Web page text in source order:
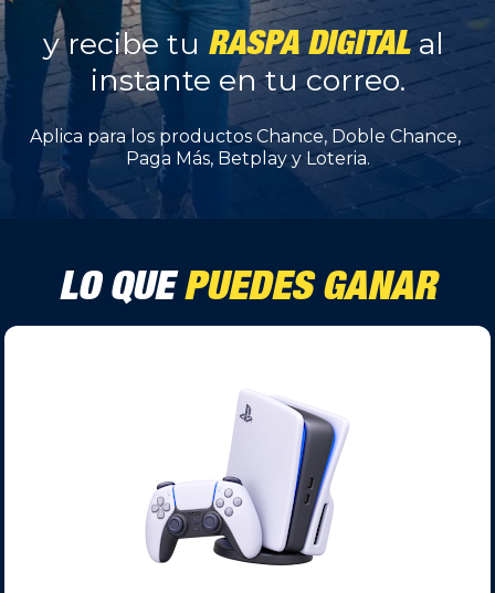
y recibe tu RASPA DIGITAL al
instante en tu correo.
Aplica para los productos Chance, Doble Chance,
Paga Más, Betplay y Loteria.
LO QUE PUEDES GANAR